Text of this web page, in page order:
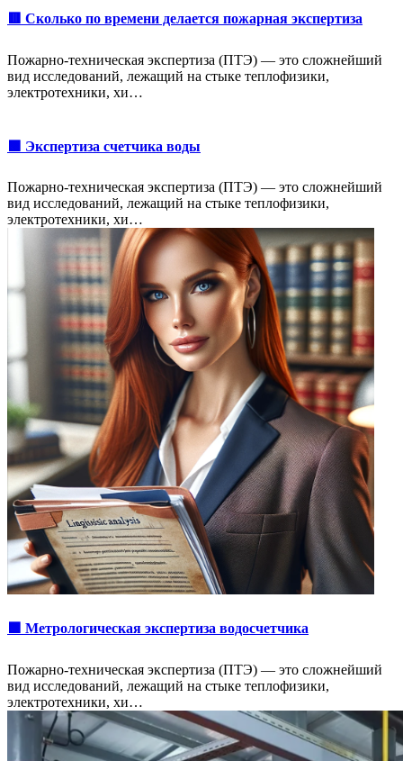
🟥 Сколько по времени делается пожарная экспертиза
Пожарно-техническая экспертиза (ПТЭ) — это сложнейший
вид исследований, лежащий на стыке теплофизики,
электротехники, хи…
🟩 Экспертиза счетчика воды
Пожарно-техническая экспертиза (ПТЭ) — это сложнейший
вид исследований, лежащий на стыке теплофизики,
электротехники, хи…
🟩 Метрологическая экспертиза водосчетчика
Пожарно-техническая экспертиза (ПТЭ) — это сложнейший
вид исследований, лежащий на стыке теплофизики,
электротехники, хи…